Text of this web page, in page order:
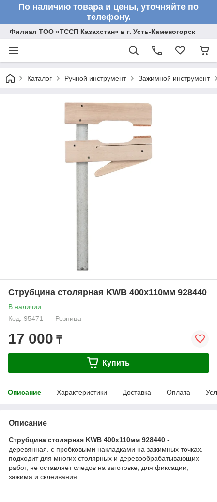
По наличию товара и цены, уточняйте по
телефону.
Филиал ТОО «ТССП Казахстан» в г. Усть-Каменогорск
Каталог Ручной инструмент Зажимной инструмент
Струбцина столярная KWB 400x110мм 928440
В наличии
Код: 95471
Розница
17 000 ₸
Купить
Описание Характеристики Доставка Оплата
Описание
Струбцина столярная KWB 400x110мм 928440 -
деревянная, с пробковыми накладками на зажимных точках,
подходит для многих столярных и деревообрабатывающих
работ, не оставляет следов на заготовке, для фиксации,
зажима и склеивания.